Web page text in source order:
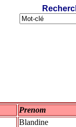
Prenom
Blandine